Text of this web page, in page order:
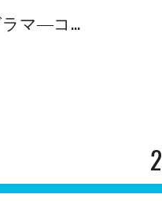
やまぐちジュニアプログラマ―コンテスト2026